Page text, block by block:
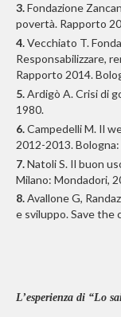
3.Fondazione
povertà. Rapporto
4.Vecchiato T.
Responsabilizzare,
Rapporto 2014.
5.Ardigò A. Crisi di
1980.
6.Campedelli M. Il
2012-2013.
7.Natoli S. Il buon
Milano: Mondadori,
8.Avallone G,
e sviluppo. Save the
L’esperienza di “Lo